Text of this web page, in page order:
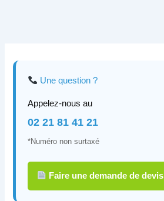
Une question ?
Appelez-nous au
02 21 81 41 21
*Numéro non surtaxé
Faire une demande de devis